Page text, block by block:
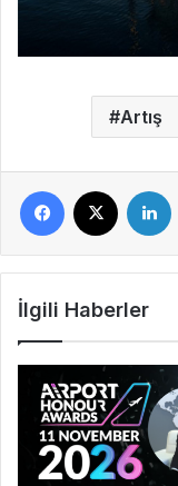
Artış
Facebook
İlgili Haberler